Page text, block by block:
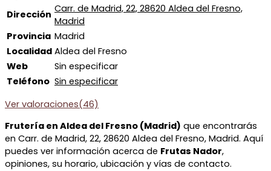
Dirección Carr. de Madrid, 22, 28620 Aldea del Fresno,
Madrid
Provincia Madrid
Localidad Aldea del Fresno
Web
Sin especificar
Teléfono Sin especificar
Ver valoraciones(46)
Frutería en Aldea del Fresno (Madrid) que encontrarás
en Carr. de Madrid, 22, 28620 Aldea del Fresno, Madrid. Aquí
puedes ver información acerca de Frutas Nador,
opiniones, su horario, ubicación y vías de contacto.